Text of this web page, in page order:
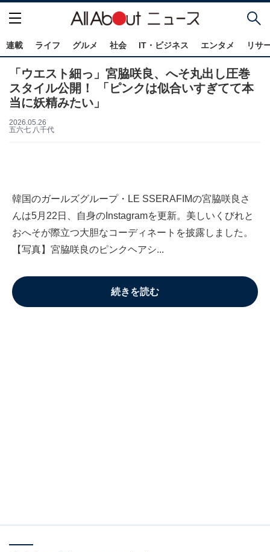
連載 ライフ グルメ 社会 IT・ビジネス エンタメ リサ
「ウエスト細っ」宮脇咲良、へそ丸出し圧巻
スタイル公開！ 「ピンクは似合いすぎてて本
当に妖精みたい」
2026.05.26
五六七 八千代
韓国のガールズグループ・LE SSERAFIMの宮脇咲良さ
んは5月22日、自身のInstagramを更新。美しいくびれと
おへそが際立つ大胆なコーディネートを披露しました。
【写真】宮脇咲良のピンクヘアシ...
続きを読む